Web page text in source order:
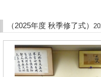
（2025年度 秋季修了式）